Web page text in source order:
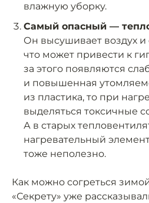
влажную уборку.
Самый опасный —
Он высушивает воздух и
что может привести к
за этого появляются
и повышенная
из пластика, то при
выделяться токсичные
А в старых
нагревательный
тоже неполезно.
Как можно согреться
«Секрету» уже